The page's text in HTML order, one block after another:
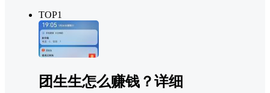
TOP1
团生生怎么赚钱？详细